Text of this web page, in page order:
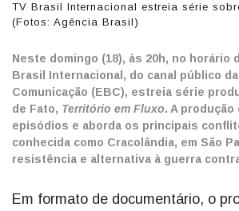
TV Brasil Internacional estreia série
(Fotos: Agência Brasil)
Neste domingo (18), às 20h, no horário
Brasil Internacional, do canal público
Comunicação (EBC), estreia série
de Fato, Território em Fluxo. A
episódios e aborda os principais
conhecida como Cracolândia, em São
resistência e alternativa à guerra
Em formato de documentário, o